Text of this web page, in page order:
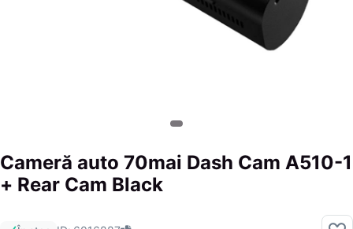
Cameră auto 70mai Dash Cam A510-1
+ Rear Cam Black